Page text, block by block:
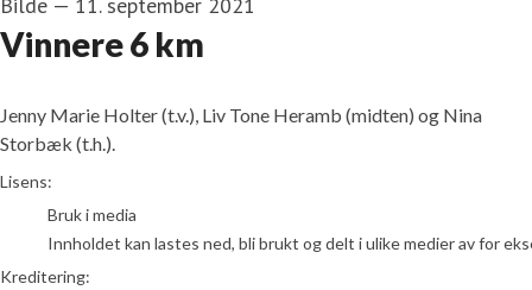
Bilde — 11. september 2021
Vinnere 6 km
Jenny Marie Holter (t.v.), Liv Tone Heramb (midten) og Nina
Storbæk (t.h.).
Gro Kveldro Bruksås/Trysil
Lisens:
Bruk i media
Innholdet kan lastes ned, bli brukt og delt i ulike medier av for
Kreditering: